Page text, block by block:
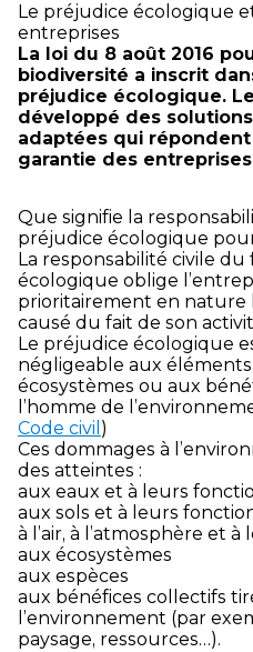
Le préjudice écologique
entreprises
La loi du 8 août 2016
biodiversité a inscrit
préjudice écologique.
développé des
adaptées qui
garantie des
Que signifie la
préjudice écologique
La responsabilité civile
écologique oblige
prioritairement en nature
causé du fait de son
Le préjudice écologique
négligeable aux
écosystèmes ou aux
l’homme de
Code civil )
Ces dommages à
des atteintes :
aux eaux et à leurs
aux sols et à leurs
à l’air, à l’atmosphère et
aux écosystèmes
aux espèces
aux bénéfices collectifs
l’environnement (par
paysage, ressources…).